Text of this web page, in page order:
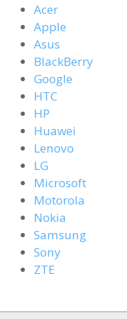
Acer
Apple
Asus
BlackBerry
Google
HTC
HP
Huawei
Lenovo
LG
Microsoft
Motorola
Nokia
Samsung
Sony
ZTE